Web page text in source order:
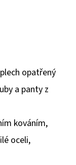
opatřený
a panty z
kováním,
oceli,